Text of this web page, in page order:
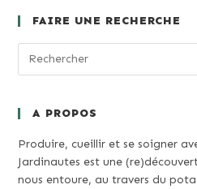
FAIRE UNE RECHERCHE
A PROPOS
Produire, cueillir et se soigner
Jardinautes est une
nous entoure, au travers du